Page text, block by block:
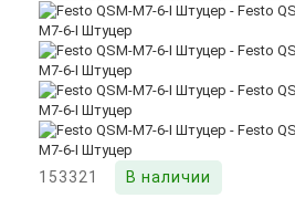
153321 В наличии